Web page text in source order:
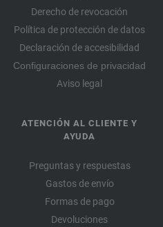
Derecho de revocación
Política de protección de datos
Declaración de accesibilidad
Configuraciones de privacidad
Aviso legal
ATENCIÓN AL CLIENTE Y
AYUDA
Preguntas y respuestas
Gastos de envío
Formas de pago
Devoluciones